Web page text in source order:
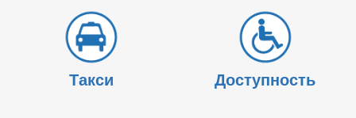
Такси Доступность